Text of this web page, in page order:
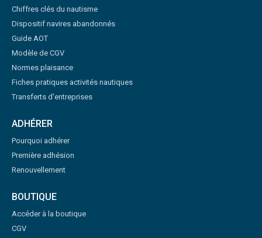
Chiffres clés du nautisme
Dispositif navires abandonnés
Guide AOT
Modèle de CGV
Normes plaisance
Fiches pratiques activités nautiques
Transferts d'entreprises
ADHÉRER
Pourquoi adhérer
Première adhésion
Renouvellement
BOUTIQUE
Accéder à la boutique
CGV